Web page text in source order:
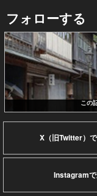
フォローする
この
X（旧Twitter）
Instagramで